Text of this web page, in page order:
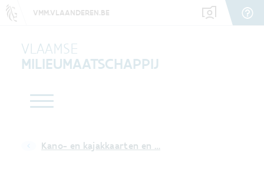
VMM.VLAANDEREN.BE
VLAAMSE
MILIEUMAATSCHAPPIJ
Kano- en kajakkaarten en …